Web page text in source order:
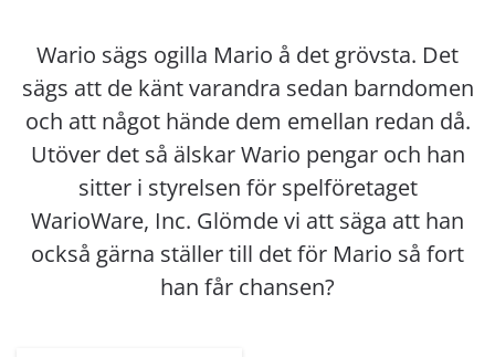
Wario sägs ogilla Mario å det grövsta. Det
sägs att de känt varandra sedan barndomen
och att något hände dem emellan redan då.
Utöver det så älskar Wario pengar och han
sitter i styrelsen för spelföretaget
WarioWare, Inc. Glömde vi att säga att han
också gärna ställer till det för Mario så fort
han får chansen?